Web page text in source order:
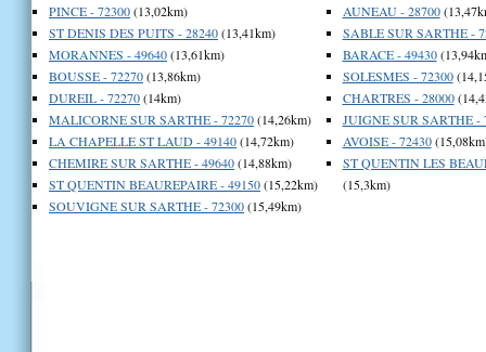
PINCE - 72300(13,02km)
ST DENIS DES PUITS - 28240(13,41km)
MORANNES - 49640(13,61km)
BOUSSE - 72270(13,86km)
DUREIL - 72270(14km)
MALICORNE SUR SARTHE - 72270(14,26km)
LA CHAPELLE ST LAUD - 49140(14,72km)
CHEMIRE SUR SARTHE - 49640(14,88km)
ST QUENTIN BEAUREPAIRE - 49150(15,22km)
SOUVIGNE SUR SARTHE - 72300(15,49km)
AUNEAU - 28700
SABLE SUR SARTHE -
BARACE - 49430
SOLESMES - 72300
CHARTRES - 28000
JUIGNE SUR SARTHE -
AVOISE - 72430
ST QUENTIN LES
(15,3km)